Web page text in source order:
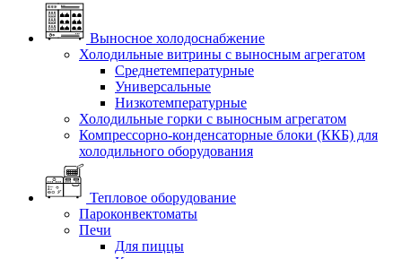
Выносное холодоснабжение
Холодильные витрины с выносным агрегатом
Среднетемпературные
Универсальные
Низкотемпературные
Холодильные горки с выносным агрегатом
Компрессорно-конденсаторные блоки (ККБ) для
холодильного оборудования
Тепловое оборудование
Пароконвектоматы
Печи
Для пиццы